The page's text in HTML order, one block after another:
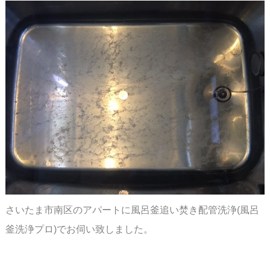
さいたま市南区のアパートに風呂釜追い焚き配管洗浄(風呂
釜洗浄プロ)でお伺い致しました。